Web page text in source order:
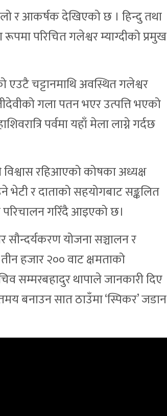
र आकर्षक देखिएको छ । हिन्दु तथा
रूपमा परिचित गलेश्वर म्याग्दीको प्रमुख
एउटै चट्टानमाथि अवस्थित गलेश्वर
गला पतन भएर उत्पत्ति भएको
पर्वमा यहाँ मेला लाग्ने गर्दछ
रहिआएको कोषका अध्यक्ष
भेटी र दाताको सहयोगबाट सङ्कलित
परिचालन गरिँदै आइएको छ।
सौन्दर्यकरण योजना सञ्चालन र
हजार २०० वाट क्षमताको
सम्मरबहादुर थापाले जानकारी दिए
बनाउन सात ठाउँमा ‘स्पिकर’ जडान